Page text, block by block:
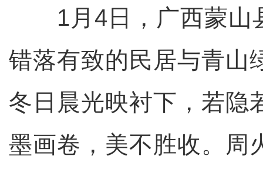
1月4日，广西蒙山
错落有致的民居与青山
冬日晨光映衬下，若隐
墨画卷，美不胜收。周